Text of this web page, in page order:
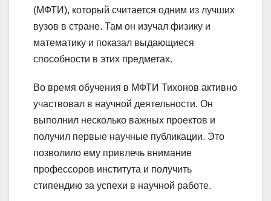
(МФТИ), который считается одним из лучших
вузов в стране. Там он изучал физику и
математику и показал выдающиеся
способности в этих предметах.
Во время обучения в МФТИ Тихонов активно
участвовал в научной деятельности. Он
выполнил несколько важных проектов и
получил первые научные публикации. Это
позволило ему привлечь внимание
профессоров института и получить
стипендию за успехи в научной работе.